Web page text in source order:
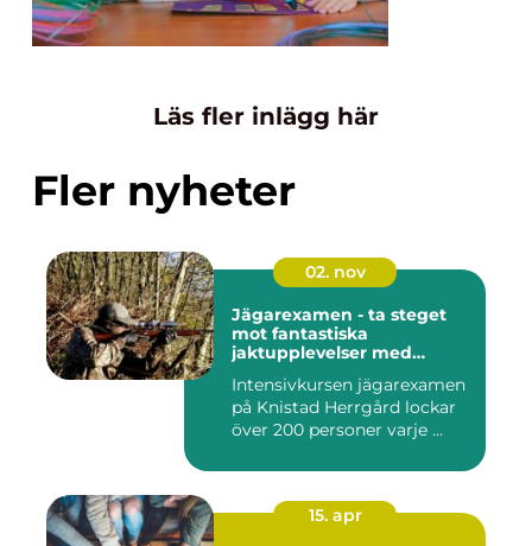
Läs fler inlägg här
Fler nyheter
02. nov
Jägarexamen - ta steget
mot fantastiska
jaktupplevelser med
Intensivkursen jägarexamen
på Knistad Herrgård lockar
över 200 personer varje ...
15. apr